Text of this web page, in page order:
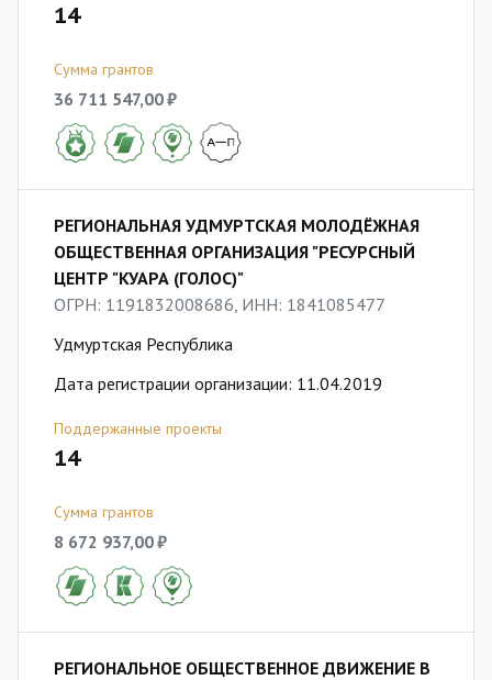
14
Сумма грантов
36 711 547,00 ₽
РЕГИОНАЛЬНАЯ УДМУРТСКАЯ МОЛОДЁЖНАЯ
ОБЩЕСТВЕННАЯ ОРГАНИЗАЦИЯ "РЕСУРСНЫЙ
ЦЕНТР "КУАРА (ГОЛОС)"
ОГРН: 1191832008686, ИНН: 1841085477
Удмуртская Республика
Дата регистрации организации: 11.04.2019
Поддержанные проекты
14
Сумма грантов
8 672 937,00 ₽
РЕГИОНАЛЬНОЕ ОБЩЕСТВЕННОЕ ДВИЖЕНИЕ В